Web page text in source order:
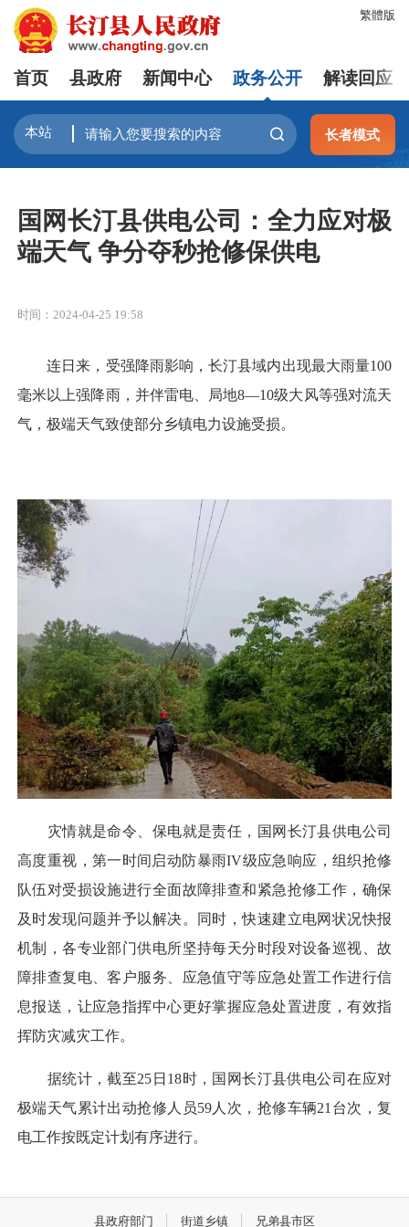
繁體版
首页 县政府 新闻中心 政务公开 解读回应
长者模式
国网长汀县供电公司：全力应对极
端天气 争分夺秒抢修保供电
时间：2024-04-25 19:58
连日来，受强降雨影响，长汀县域内出现最大雨量100
毫米以上强降雨，并伴雷电、局地8—10级大风等强对流天
气，极端天气致使部分乡镇电力设施受损。
灾情就是命令、保电就是责任，国网长汀县供电公司
高度重视，第一时间启动防暴雨IV级应急响应，组织抢修
队伍对受损设施进行全面故障排查和紧急抢修工作，确保
及时发现问题并予以解决。同时，快速建立电网状况快报
机制，各专业部门供电所坚持每天分时段对设备巡视、故
障排查复电、客户服务、应急值守等应急处置工作进行信
息报送，让应急指挥中心更好掌握应急处置进度，有效指
挥防灾减灾工作。
据统计，截至25日18时，国网长汀县供电公司在应对
极端天气累计出动抢修人员59人次，抢修车辆21台次，复
电工作按既定计划有序进行。
县政府部门 街道乡镇 兄弟县市区